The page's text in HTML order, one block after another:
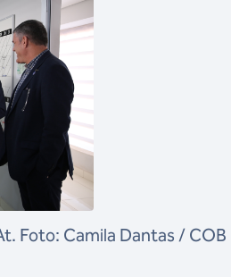
Foto: Camila Dantas / COB